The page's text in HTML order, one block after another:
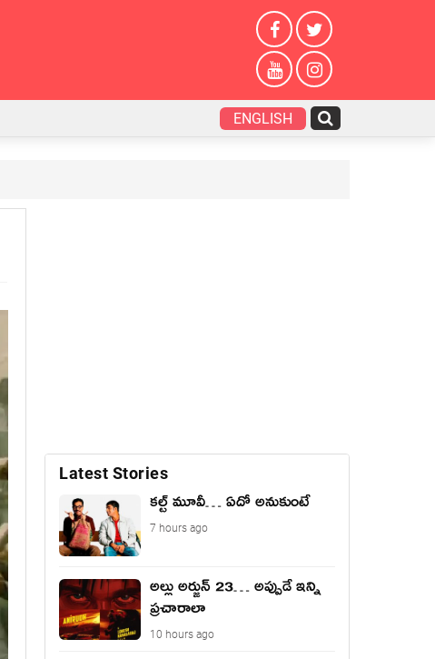
ENGLISH
Latest Stories
కల్ట్ మూవీ… ఏదో అనుకుంటే
7 hours ago
అల్లు అర్జున్ 23… అప్పుడే ఇన్ని
ప్రచారాలా
10 hours ago